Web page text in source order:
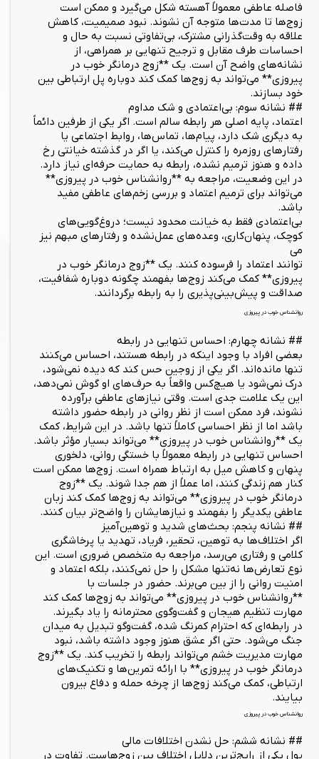
فاصله عاطفی معمولاً آهسته شکل می‌گیرد و ممکن است
زوج‌ها تا مدت‌ها متوجه آن نشوند. نبود صمیمیت، کاهش
علاقه به وقت‌گذرانی مشترک، بی‌تفاوتی نسبت به حال و
احساسات طرف مقابل و ترجیح تنهایی بر همراهی، از
نشانه‌های واضح آن است. یک **زوج درمانگر خوب در
پیروزی** می‌تواند به زوج‌ها کمک کند دوباره پل ارتباطی بین
خود بسازند.
## نشانه سوم: بی‌اعتمادی و شک مداوم
اعتماد، پایه اصلی هر رابطه سالم است. اگر یکی از طرفین دائماً
به دیگری شک دارد، پیام‌ها، تماس‌ها، روابط اجتماعی یا
رفتارهای روزمره را کنترل می‌کند، یا اگر در گذشته خیانتی رخ
داده و هنوز ترمیم نشده، رابطه به حمایت حرفه‌ای نیاز دارد.
در این وضعیت، مراجعه به **روانشناس خوب در پیروزی**
می‌تواند برای ترمیم اعتماد و بررسی زخم‌های عاطفی مفید
باشد.
بی‌اعتمادی فقط به خیانت محدود نیست؛ دروغ‌گویی‌های
کوچک، پنهان‌کاری، وعده‌های عمل‌نشده و رفتارهای مبهم نیز
می‌
توانند اعتماد را فرسوده کنند. یک **زوج درمانگر خوب در
پیروزی** کمک می‌کند زوج‌ها بفهمند چگونه دوباره شفافیت،
صداقت و پیش‌بینی‌پذیری را به رابطه برگردانند.
روانشناس خوب در پیروزی
## نشانه چهارم: احساس تنهایی در رابطه
بعضی افراد با وجود اینکه در رابطه هستند، احساس می‌کنند
تنها مانده‌اند. اگر یکی از زوجین حس کند که دیده نمی‌شود،
درک نمی‌شود یا هیچ‌کس واقعاً به حرف‌های او گوش نمی‌دهد،
این یک علامت جدی است. وقتی نیازهای عاطفی برآورده
نشوند، فرد ممکن است از نظر روانی در رابطه حضور داشته
باشد اما از نظر احساسی کاملاً تنها باشد. در این شرایط، کمک
یک **روانشناس خوب در پیروزی** می‌تواند بسیار مؤثر باشد.
احساس تنهایی در رابطه معمولاً با خستگی روانی، دلخوری
پنهان و کاهش میل به ارتباط همراه است. زوج‌ها ممکن است
کنار هم زندگی کنند، اما عملاً از هم جدا شوند. یک **زوج
درمانگر خوب در پیروزی** می‌تواند به زوج‌ها کمک کند زبان
عاطفی یکدیگر را بفهمند و نیازهایشان را واضح‌تر بیان کنند.
## نشانه پنجم: بحث‌های شدید و توهین‌آمیز
اگر اختلاف‌ها به توهین، تحقیر، فریاد، تهدید یا پرخاشگری
کلامی و رفتاری می‌رسد، مراجعه به متخصص ضروری است. این
نوع تعارض‌ها نه‌تنها مشکل را حل نمی‌کنند، بلکه اعتماد و
امنیت روانی را از بین می‌برند. حضور در جلسات با
**روانشناس خوب در پیروزی** می‌تواند به زوج‌ها کمک کند
مهارت تنظیم هیجان و گفت‌وگوی محترمانه را یاد بگیرند.
در رابطه‌ای که احترام کمرنگ شده، گفت‌وگو تبدیل به میدان
جنگ می‌شود. حتی اگر عشق هنوز وجود داشته باشد، نبود
مهارت مدیریت خشم می‌تواند رابطه را تخریب کند. یک **زوج
درمانگر خوب در پیروزی** با ارائه تمرین‌ها و تکنیک‌های
ارتباطی، کمک می‌کند زوج‌ها از چرخه حمله و دفاع بیرون
بیایند.
روانشناس خوب در پیروزی
## نشانه ششم: حل نشدن اختلافات مالی
پول یکی از رایج‌ترین دلایل اختلاف بین زوج‌هاست. تفاوت در